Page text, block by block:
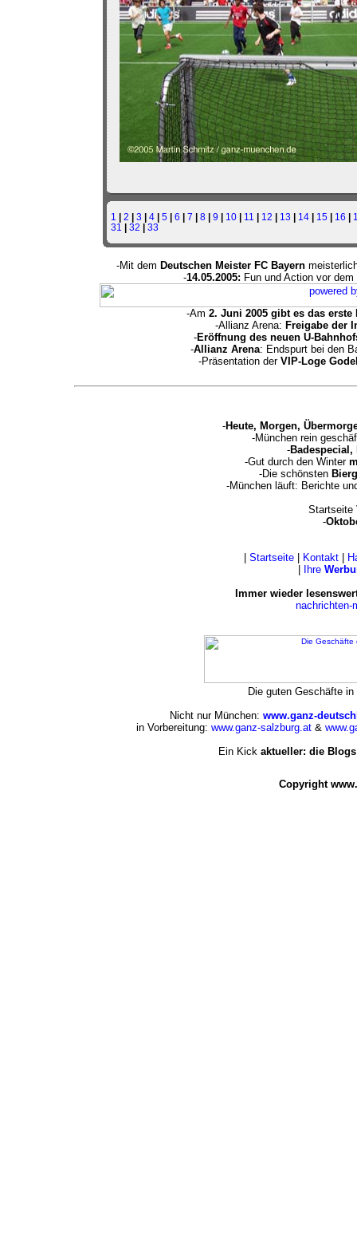
1 | 2 | 3 | 4| 5| 6 | 7 | 8| 9 | 10| 11 | 12 | 13 | 14| 15| 16 |
31 | 32 | 33
-Mit dem Deutschen Meister FC Bayern
-14.05.2005: Fun und Action vor
-Am 2. Juni 2005 gibt es das
-Allianz Arena: Freigabe der
-Eröffnung des neuen U-
-Allianz Arena: Endspurt bei den
-Präsentation der VIP-Loge
-Heute, Morgen,
-München rein
-Badespecial,
-Gut durch den Winter
-Die schönsten
-München läuft: Berichte
Startseite
-
Startseite| Kontakt|
Ihre
Immer wieder
nachrichten-
Die guten Geschäfte
Nicht nur München: www.ganz-
in Vorbereitung: www.ganz-salzburg.at&
Ein Kick aktueller: die Blogs
Copyright